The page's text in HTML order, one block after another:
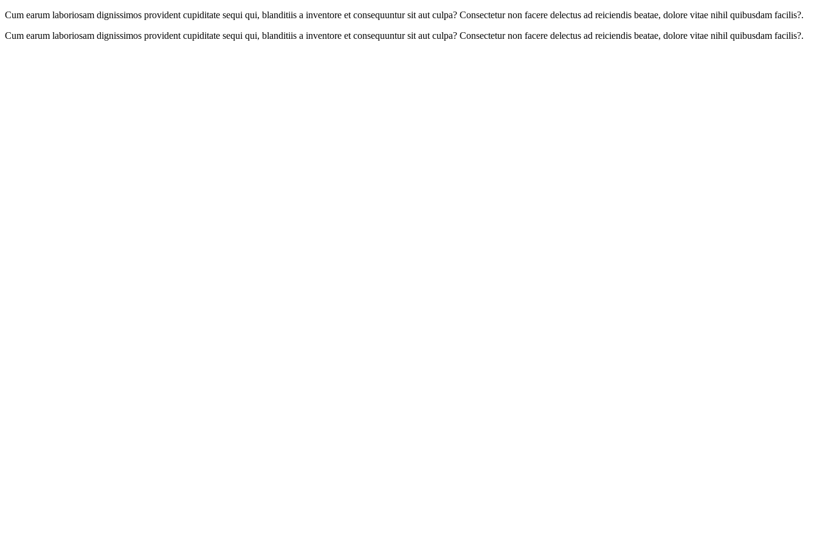
Cum earum laboriosam dignissimos provident cupiditate sequi qui, blanditiis a inventore et consequuntur sit aut culpa? Consectetur non facere delectus ad reiciendis beatae, dolore vitae nihil quibusdam facilis?.
Cum earum laboriosam dignissimos provident cupiditate sequi qui, blanditiis a inventore et consequuntur sit aut culpa? Consectetur non facere delectus ad reiciendis beatae, dolore vitae nihil quibusdam facilis?.